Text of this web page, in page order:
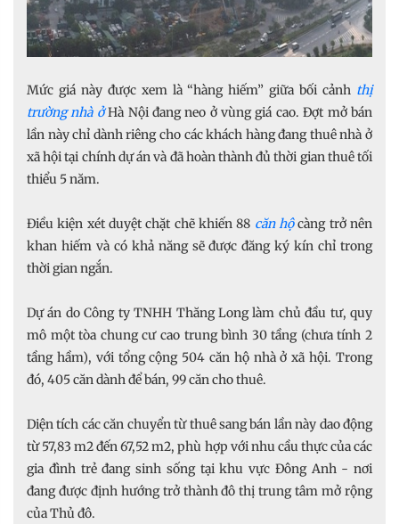
Mức giá này được xem là “hàng hiếm” giữa bối cảnh thị
trường nhà ởHà Nội đang neo ở vùng giá cao. Đợt mở bán
lần này chỉ dành riêng cho các khách hàng đang thuê nhà ở
xã hội tại chính dự án và đã hoàn thành đủ thời gian thuê tối
thiểu 5 năm.
Điều kiện xét duyệt chặt chẽ khiến 88 căn hộcàng trở nên
khan hiếm và có khả năng sẽ được đăng ký kín chỉ trong
thời gian ngắn.
Dự án do Công ty TNHH Thăng Long làm chủ đầu tư, quy
mô một tòa chung cư cao trung bình 30 tầng (chưa tính 2
tầng hầm), với tổng cộng 504 căn hộ nhà ở xã hội. Trong
đó, 405 căn dành để bán, 99 căn cho thuê.
Diện tích các căn chuyển từ thuê sang bán lần này dao động
từ 57,83 m2 đến 67,52 m2, phù hợp với nhu cầu thực của các
gia đình trẻ đang sinh sống tại khu vực Đông Anh - nơi
đang được định hướng trở thành đô thị trung tâm mở rộng
của Thủ đô.